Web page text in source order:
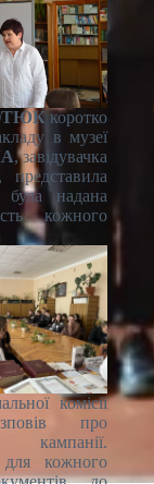
коротко
в музеї
, завідувачка
представила
була надана
кожного
комісії
про
для кожного